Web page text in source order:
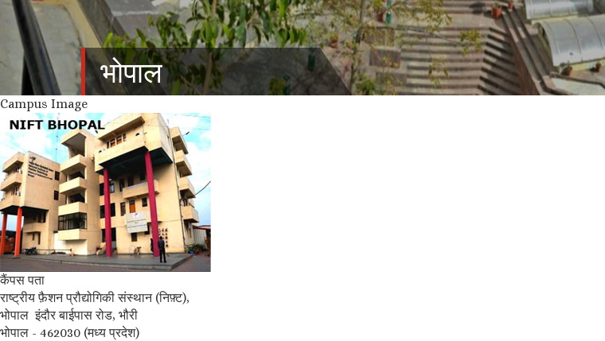
भोपाल
Campus Image
कैंपस पता
राष्ट्रीय फ़ैशन प्रौद्योगिकी संस्थान (निफ़्ट),
भोपाल इंदौर बाईपास रोड, भौरी
भोपाल - 462030 (मध्‍य प्रदेश)